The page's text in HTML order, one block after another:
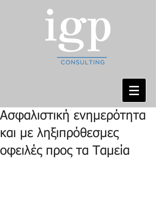
Ασφαλιστική ενημερότητα
και με ληξιπρόθεσμες
οφειλές προς τα Ταμεία